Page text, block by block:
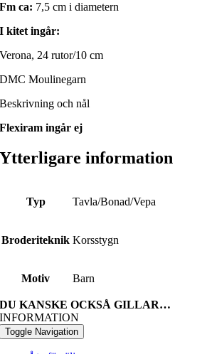
Fm ca: 7,5 cm i diametern
I kitet ingår:
Verona, 24 rutor/10 cm
DMC Moulinegarn
Beskrivning och nål
Flexiram ingår ej
Ytterligare information
Typ Tavla/Bonad/Vepa
Broderiteknik Korsstygn
Motiv Barn
DU KANSKE OCKSÅ GILLAR…
INFORMATION
Toggle Navigation